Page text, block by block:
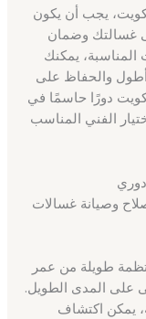
يجب أن يكون
غسالتك وضمان
المناسبة، يمكنك
أطول والحفاظ على
دورًا حاسمًا في
الفني المناسب
وصيانة غسالات
طويلة من عمر
على المدى الطويل.
يمكن اكتشاف